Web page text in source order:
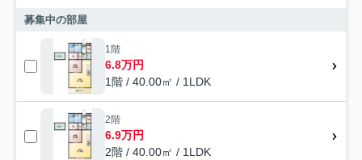
募集中の部屋
1階
6.8万円
1階 / 40.00㎡ / 1LDK
2階
6.9万円
2階 / 40.00㎡ / 1LDK